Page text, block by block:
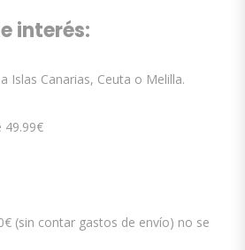
interés:
Islas Canarias, Ceuta o Melilla.
49.99€
(sin contar gastos de envío) no se